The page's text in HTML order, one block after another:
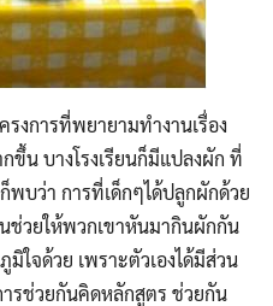
งการที่พยายามทำงานเรื่อง
ขึ้น บางโรงเรียนก็มีแปลงผัก ที่
พบว่า การที่เด็กๆได้ปลูกผักด้วย
ช่วยให้พวกเขาหันมากินผักกัน
ใจด้วย เพราะตัวเองได้มีส่วน
ารช่วยกันคิดหลักสูตร ช่วยกัน